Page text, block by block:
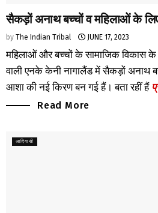
सैकड़ों अनाथ बच्चों व महिलाओं के
by The Indian Tribal JUNE 17, 2023
महिलाओं और बच्चों के सामाजिक विकास के
वाली एनके केनी नागालैंड में सैकड़ों अनाथ
आशा की नई किरण बन गई हैं। बता रहीं हैं
Read More
आदिवासी